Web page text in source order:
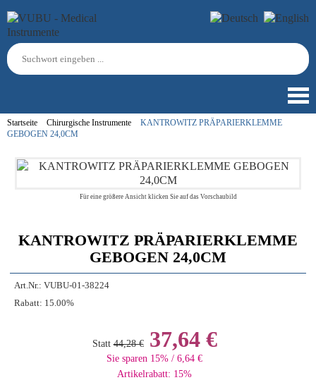
Startseite Chirurgische Instrumente
KANTROWITZ PRÄPARIERKLEMME
GEBOGEN 24,0CM
Für eine größere Ansicht klicken Sie auf das Vorschaubild
KANTROWITZ PRÄPARIERKLEMME
GEBOGEN 24,0CM
Art.Nr.: VUBU-01-38224
Rabatt: 15.00%
Statt 44,28 €37,64 €
Sie sparen 15% / 6,64 €
Artikelrabatt: 15%